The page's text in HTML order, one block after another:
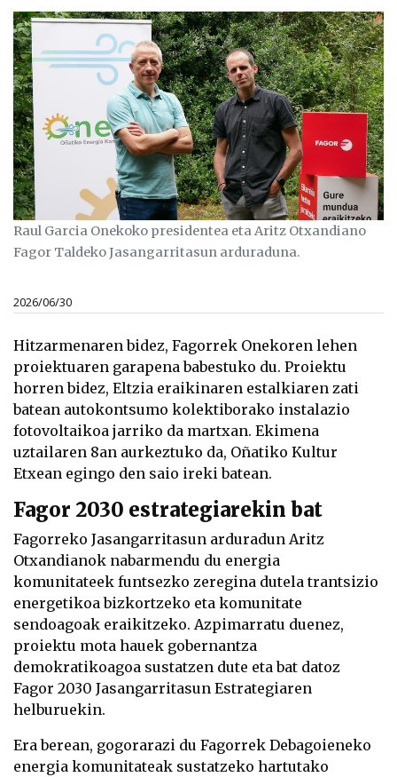
Raul Garcia Onekoko presidentea eta Aritz Otxandiano
Fagor Taldeko Jasangarritasun arduraduna.
2026/06/30
Hitzarmenaren bidez, Fagorrek Onekoren lehen
proiektuaren garapena babestuko du. Proiektu
horren bidez, Eltzia eraikinaren estalkiaren zati
batean autokontsumo kolektiborako instalazio
fotovoltaikoa jarriko da martxan. Ekimena
uztailaren 8an aurkeztuko da, Oñatiko Kultur
Etxean egingo den saio ireki batean.
Fagor 2030 estrategiarekin bat
Fagorreko Jasangarritasun arduradun Aritz
Otxandianok nabarmendu du energia
komunitateek funtsezko zeregina dutela trantsizio
energetikoa bizkortzeko eta komunitate
sendoagoak eraikitzeko. Azpimarratu duenez,
proiektu mota hauek gobernantza
demokratikoagoa sustatzen dute eta bat datoz
Fagor 2030 Jasangarritasun Estrategiaren
helburuekin.
Era berean, gogorarazi du Fagorrek Debagoieneko
energia komunitateak sustatzeko hartutako